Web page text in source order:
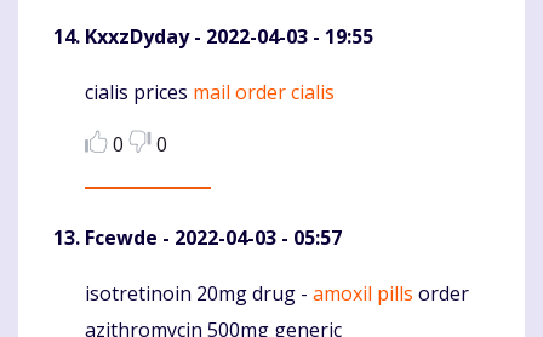
KxxzDyday- 2022-04-03 - 19:55
Komentaras
cialis prices mail order cialis
0
0
Fcewde - 2022-04-03 - 05:57
Komentaras
isotretinoin 20mg drug - amoxil pills order
azithromycin 500mg generic